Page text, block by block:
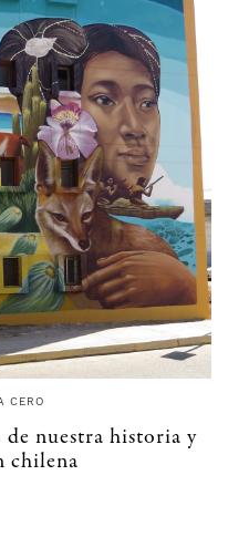
CERO
nuestra historia y
chilena